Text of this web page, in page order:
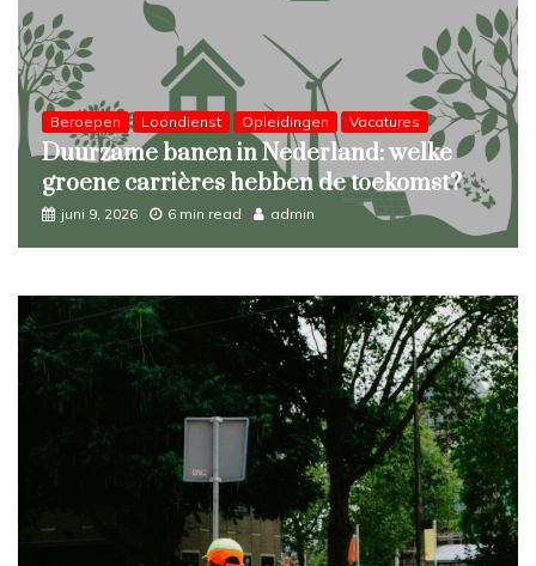
Beroepen Loondienst Opleidingen Vacatures
Duurzame banen in Nederland: welke
groene carrières hebben de toekomst?
juni 9, 2026 6 min read admin